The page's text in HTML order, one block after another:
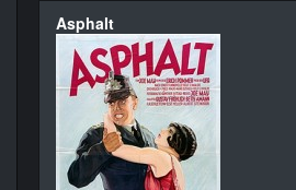
Asphalt